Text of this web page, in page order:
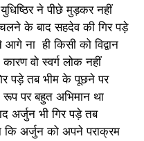
ने पीछे मुड़कर नहीं
के बाद सहदेव की गिर पड़े
ना ही किसी को विद्वान
वो स्वर्ग लोक नहीं
पड़े तब भीम के पूछने पर
पर बहुत अभिमान था
अर्जुन भी गिर पड़े तब
कि अर्जुन को अपने पराक्रम